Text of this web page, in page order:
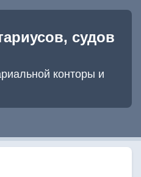
судов
конторы и